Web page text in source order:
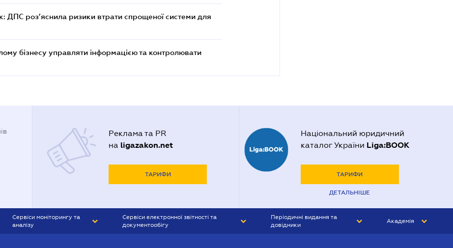
ДПС роз’яснила ризики втрати спрощеної системи для
бізнесу управляти інформацією та контролювати
Реклама та PR
на ligazakon.net
ТАРИФИ
Національний юридичний
каталог України Liga:BOOK
ТАРИФИ
ДЕТАЛЬНІШЕ
Сервіси моніторингу та
аналізу
Сервіси електронної звітності та
документообігу
Періодичні видання та
довідники
Академія